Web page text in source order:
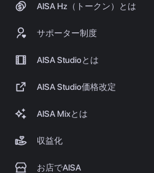
AISA Hz（トークン）とは
サポーター制度
AISA Studioとは
AISA Studio価格改定
AISA Mixとは
収益化
お店でAISA